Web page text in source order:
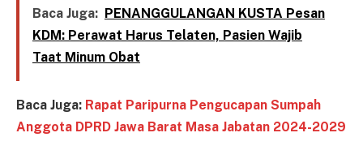
Baca Juga: PENANGGULANGAN KUSTA Pesan
KDM: Perawat Harus Telaten, Pasien Wajib
Taat Minum Obat
Baca Juga: Rapat Paripurna Pengucapan Sumpah
Anggota DPRD Jawa Barat Masa Jabatan 2024-2029